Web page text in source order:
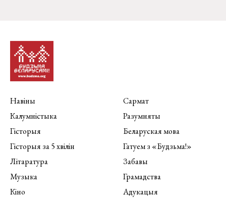
Навіны
Калумністыка
Гісторыя
Гісторыя за 5 хвілін
Літаратура
Музыка
Кіно
Сармат
Разумняты
Беларуская мова
Гатуем з «Будзьма!»
Забавы
Грамадства
Адукацыя